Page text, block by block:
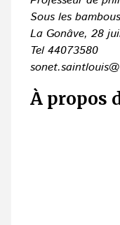
Sous les
La Gonâve, 28
Tel 44073580
À propos